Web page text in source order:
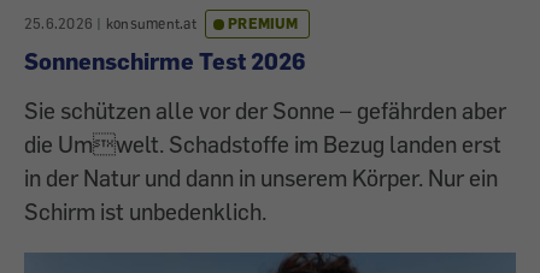
25.6.2026 | konsument.at PREMIUM
Sonnenschirme Test 2026
Sie schützen alle vor der Sonne – gefährden aber
die Umwelt. Schadstoffe im Bezug landen erst
in der Natur und dann in unserem Körper. Nur ein
Schirm ist unbedenklich.